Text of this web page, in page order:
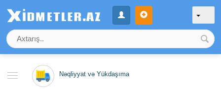
Nəqliyyat və Yükdaşıma